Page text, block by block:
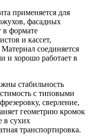
применяется для
фасадных
в формате
и кассет,
соединяется
и хорошо работает в
стабильность
с типовыми
сверление,
геометрию кромок
в сухих
транспортировка.